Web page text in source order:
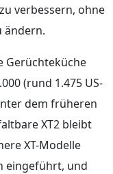
verbessern, ohne
ändern.
Gerüchteküche
(rund 1.475 US-
dem früheren
XT2 bleibt
XT-Modelle
eingeführt, und